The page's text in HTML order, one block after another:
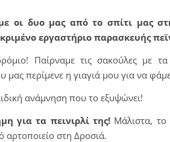
οι δυο μας από το σπίτι μας
εργαστήριο παρασκευής
Παίρναμε τις σακούλες με
μας περίμενε η γιαγιά μου για να
ανάμνηση που το εξυψώνει!
για τα πεινιρλί της!Μάλιστα, το
αρτοποιείο στη Δροσιά.